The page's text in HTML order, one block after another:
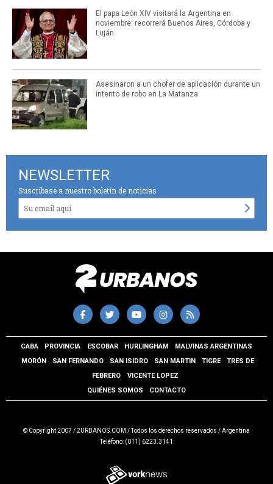
El papa León XIV visitará la Argentina en
noviembre: recorrerá Buenos Aires, Córdoba y
Luján
Asesinaron a un chofer de aplicación durante un
intento de robo en La Matanza
NEWSLETTER
Suscríbase a nuestro boletín de noticias
CABA PROVINCIA ESCOBAR HURLINGHAM
MALVINAS ARGENTINAS
MORÓN
SAN FERNANDO SAN ISIDRO SAN MARTIN TIGRE
TRES DE
FEBRERO
VICENTE LOPEZ
QUIÉNES SOMOS
CONTACTO
© Copyright 2007 / 2URBANOS.COM / Todos los derechos reservados / Argentina
Teléfono: (011) 6223.3141